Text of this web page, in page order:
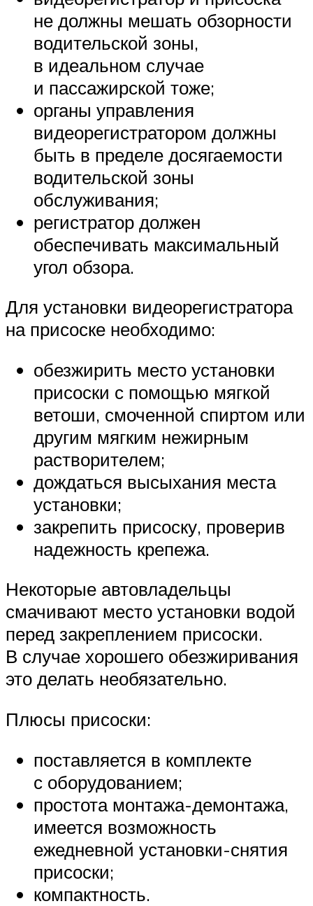
не должны мешать обзорности
водительской зоны,
в идеальном случае
и пассажирской тоже;
органы управления
видеорегистратором должны
быть в пределе досягаемости
водительской зоны
обслуживания;
регистратор должен
обеспечивать максимальный
угол обзора.
Для установки видеорегистратора
на присоске необходимо:
обезжирить место установки
присоски с помощью мягкой
ветоши, смоченной спиртом или
другим мягким нежирным
растворителем;
дождаться высыхания места
установки;
закрепить присоску, проверив
надежность крепежа.
Некоторые автовладельцы
смачивают место установки водой
перед закреплением присоски.
В случае хорошего обезжиривания
это делать необязательно.
Плюсы присоски:
поставляется в комплекте
с оборудованием;
простота монтажа-демонтажа,
имеется возможность
ежедневной установки-снятия
присоски;
компактность.